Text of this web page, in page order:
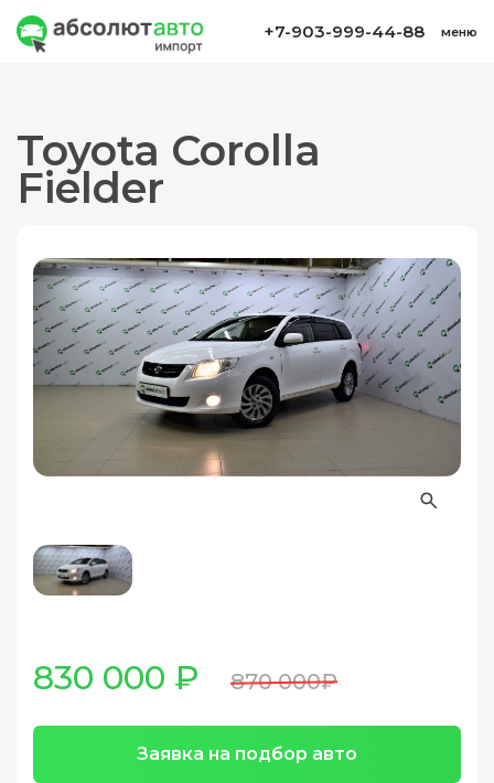
+7-903-999-44-88 меню
Toyota Corolla
Fielder
830 000 ₽ 870 000₽
Заявка на подбор авто